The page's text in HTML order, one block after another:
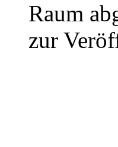
Raum
zur